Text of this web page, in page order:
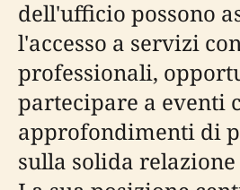
dell'ufficio possono
l'accesso a servizi
professionali,
partecipare a eventi
approfondimenti di
sulla solida relazione